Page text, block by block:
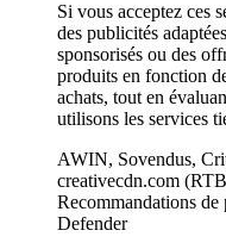
Si vous acceptez ces
des publicités
sponsorisés ou des
produits en fonction
achats, tout en
utilisons les services
AWIN, Sovendus,
creativecdn.com
Recommandations de
Defender